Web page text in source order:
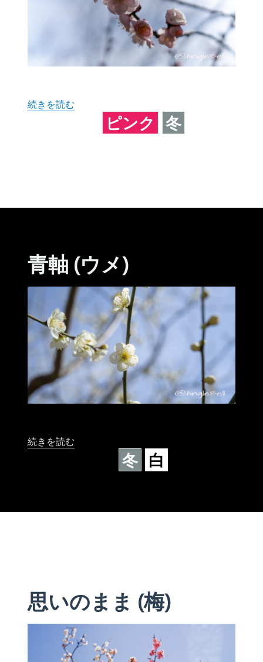
“見驚 (ウメ)” の
続きを読む
ピンク 冬
青軸 (ウメ)
“青軸 (ウメ)” の
続きを読む
冬 白
思いのまま (梅)